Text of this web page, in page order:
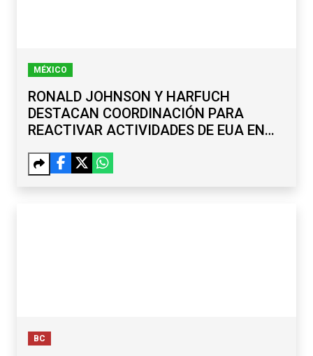
MÉXICO
RONALD JOHNSON Y HARFUCH
DESTACAN COORDINACIÓN PARA
REACTIVAR ACTIVIDADES DE EUA EN
BC